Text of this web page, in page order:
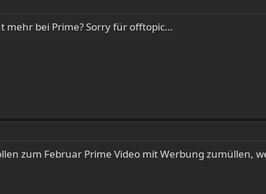
mehr bei Prime? Sorry für offtopic…
zum Februar Prime Video mit Werbung zumüllen,